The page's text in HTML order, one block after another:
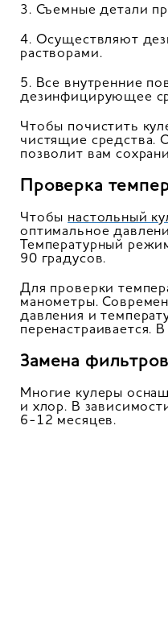
3. Съемные детали
4. Осуществляют
растворами.
5. Все внутренние
дезинфицирующее
Чтобы почистить
чистящие средства.
позволит вам
Проверка
Чтобы настольный
оптимальное
Температурный
90 градусов.
Для проверки
манометры.
давления и
перенастраивается.
Замена
Многие кулеры
и хлор. В
6-12 месяцев.